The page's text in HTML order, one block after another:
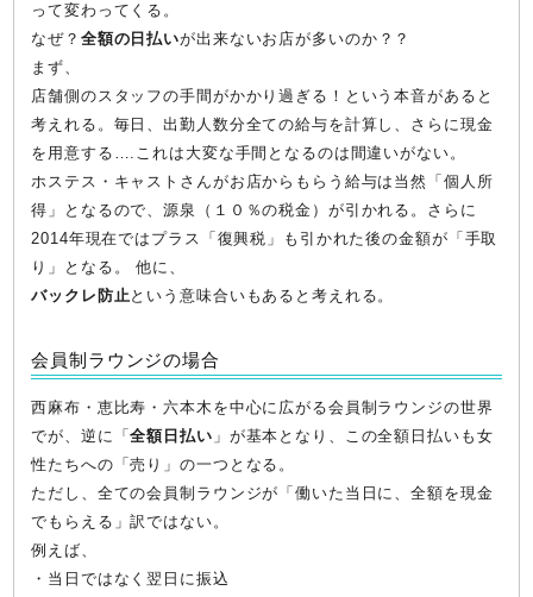
って変わってくる。
なぜ？ 全額の日払いが出来ないお店が多いのか？？
まず、
店舗側のスタッフの手間がかかり過ぎる！という本音があると
考えれる。毎日、出勤人数分全ての給与を計算し、さらに現金
を用意する….これは大変な手間となるのは間違いがない。
ホステス・キャストさんがお店からもらう給与は当然「個人所
得」となるので、源泉（１０％の税金）が引かれる。さらに
2014年現在ではプラス「復興税」も引かれた後の金額が「手取
り」となる。 他に、
バックレ防止という意味合いもあると考えれる。
会員制ラウンジの場合
西麻布・恵比寿・六本木を中心に広がる会員制ラウンジの世界
でが、逆に「全額日払い 」が基本となり、この全額日払いも女
性たちへの「売り」の一つとなる。
ただし、全ての会員制ラウンジが「働いた当日に、全額を現金
でもらえる」訳ではない。
例えば、
・当日ではなく翌日に振込